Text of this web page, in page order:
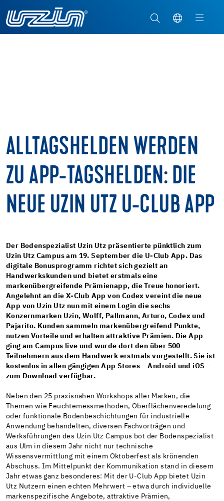
ALLTAGSHELDEN WERDEN
ZU APP-TAGSHELDEN: DIE
NEUE UZIN UTZ U-CLUB APP
Der Bodenspezialist Uzin Utz präsentierte pünktlich zum
Uzin Utz Campus am 19. September die U-Club App. Das
digitale Bonusprogramm richtet sich gezielt an
Handwerkskunden und bietet erstmals eine
markenübergreifende Prämienapp, die Treue honoriert.
Angelehnt an die X-Club App von Codex vereint die neue
App von Uzin Utz nun mit einem Login die sechs
Konzernmarken Uzin, Wolff, Pallmann, Arturo, Codex und
Pajarito. Kunden sammeln markenübergreifend Punkte,
nutzen Vorteile und erhalten attraktive Prämien. Die App
ging am Campus live und wurde dort den über 500
Teilnehmern aus dem Handwerk erstmals vorgestellt. Sie ist
kostenlos in allen gängigen App Stores – Android und iOS –
zum Download verfügbar.
Neben den 25 praxisnahen Workshops aller Marken, die
Themen wie Feuchtemessmethoden, Oberflächenveredelung
oder funktionale Bodenbeschichtungen für industrielle
Anwendung behandelten, diversen Fachvorträgen und
Werksführungen des Uzin Utz Campus bot der Bodenspezialist
aus Ulm in diesem Jahr nicht nur technische
Wissensvermittlung mit einem Oktoberfest als krönenden
Abschuss. Im Mittelpunkt der Kommunikation stand in diesem
Jahr etwas ganz besonderes: Mit der U-Club App bietet Uzin
Utz Nutzern einen echten Mehrwert – etwa durch individuelle
markenspezifische Angebote, attraktive Prämien,